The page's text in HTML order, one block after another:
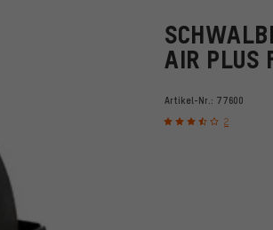
AIR PLUS
Artikel-Nr.: 77600
2